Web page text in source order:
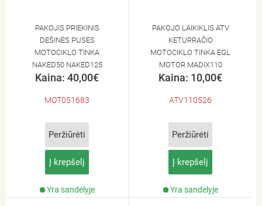
PAKOJIS PRIEKINIS
DEŠINĖS PUSĖS
MOTOCIKLO TINKA
NAKED50 NAKED125
Kaina: 40,00€
MOT051683
Peržiūrėti
Į krepšelį
Yra sandėlyje
PAKOJO LAIKIKLIS ATV
KETURRAČIO
MOTOCIKLO TINKA EGL
MOTOR MADIX110
Kaina: 10,00€
ATV110526
Peržiūrėti
Į krepšelį
Yra sandėlyje